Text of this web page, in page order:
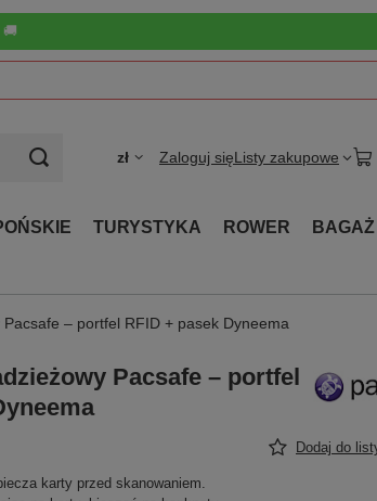
zł Zaloguj sięListy zakupowe
TURYSTYKA ROWER
BAGAŻ
– portfel RFID + pasek Dyneema
Pacsafe – portfel
Dodaj do
karty przed skanowaniem.